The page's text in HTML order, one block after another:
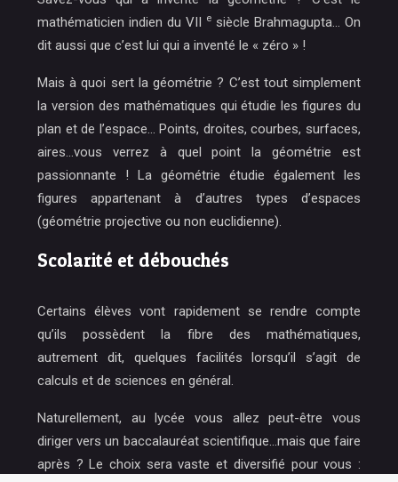
mathématicien indien du VII e siècle Brahmagupta… On
dit aussi que c’est lui qui a inventé le « zéro » !
Mais à quoi sert la géométrie ? C’est tout simplement
la version des mathématiques qui étudie les figures du
plan et de l’espace… Points, droites, courbes, surfaces,
aires…vous verrez à quel point la géométrie est
passionnante ! La géométrie étudie également les
figures appartenant à d’autres types d’espaces
(géométrie projective ou non euclidienne).
Scolarité et débouchés
Certains élèves vont rapidement se rendre compte
qu’ils possèdent la fibre des mathématiques,
autrement dit, quelques facilités lorsqu’il s’agit de
calculs et de sciences en général.
Naturellement, au lycée vous allez peut-être vous
diriger vers un baccalauréat scientifique…mais que faire
après ? Le choix sera vaste et diversifié pour vous :